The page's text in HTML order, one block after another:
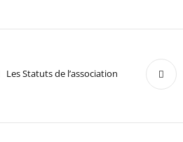
Les Statuts de l’association